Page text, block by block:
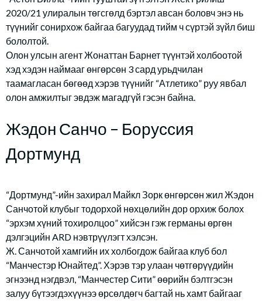
2020/21 улиралын төгсгөлд бэртэл авсан боловч энэ нь
түүнийг сонирхож байгаа багуудад тийм ч сүртэй зүйл биш
бололтой.
Олон улсын агент Жонаттан Барнет түүнтэй холбоотой
хэд хэдэн наймааг өнгөрсөн 3 сард урьдчилан
таамагласан бөгөөд хэрэв түүнийг “Атлетико” руу явбал
олон амжилтыг эвдэж магадгүй гэсэн байна.
Жэдон Санчо – Боруссия
Дортмунд
“Дортмунд”-ийн захирал Майкл Зорк өнгөрсөн жил Жэдон
Санчотой клубыг тодорхой нөхцөлийн дор орхиж болох
“эрхэм хүний тохиролцоо” хийсэн гэж германы өргөн
дэлгэцийн ARD нэвтрүүлэгт хэлсэн.
Ж. Санчотой хамгийн их холбогдож байгаа клуб бол
“Манчестэр Юнайтед”. Хэрэв тэр улаан чөтгөрүүдийн
эгнээнд нэгдвэл, “Манчестер Сити” өөрийн бэлтгэсэн
залуу бүтээгдэхүүнээ өрсөлдөгч багтай нь хамт байгааг